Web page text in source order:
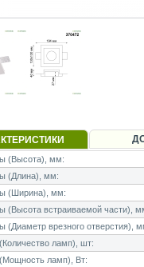
(Высота), мм:
(Длина), мм:
(Ширина), мм:
(Высота встраиваемой части),
(Диаметр врезного отверстия),
ламп), шт:
ламп), Вт: